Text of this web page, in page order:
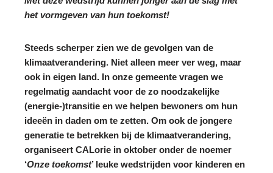
het vormgeven van hun toekomst!
Steeds scherper zien we de gevolgen van de
klimaatverandering. Niet alleen meer ver weg, maar
ook in eigen land. In onze gemeente vragen we
regelmatig aandacht voor de zo noodzakelijke
(energie-)transitie en we helpen bewoners om hun
ideeën in daden om te zetten. Om ook de jongere
generatie te betrekken bij de klimaatverandering,
organiseert CALorie in oktober onder de noemer
‘Onze toekomst’ leuke wedstrijden voor kinderen en